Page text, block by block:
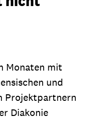
Monaten mit
und
Projektpartnern
Diakonie